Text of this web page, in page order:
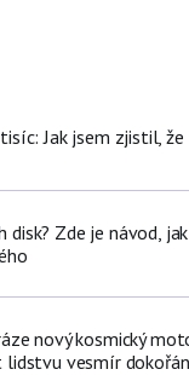
Jak jsem zjistil,
disk? Zde je návod,
nový kosmický
vesmír dokořán